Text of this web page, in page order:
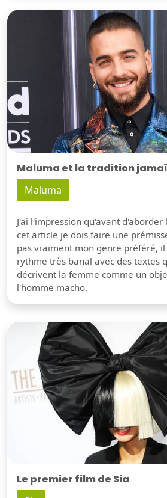
Maluma et la tradition
Maluma
J'ai l'impression qu'avant
cet article je dois faire une
pas vraiment mon genre préféré,
rythme très banal avec des textes
décrivent la femme comme un
l'homme macho.
Le premier film de Sia